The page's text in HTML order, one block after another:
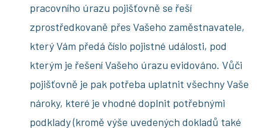
pracovního úrazu pojišťovně se řeší
zprostředkovaně přes Vašeho zaměstnavatele,
který Vám předá číslo pojistné události, pod
kterým je řešení Vašeho úrazu evidováno. Vůči
pojišťovně je pak potřeba uplatnit všechny Vaše
nároky, které je vhodné doplnit potřebnými
podklady (kromě výše uvedených dokladů také